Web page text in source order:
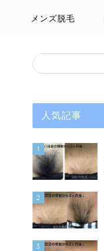
メンズ脱毛
人気記事
1
2
3